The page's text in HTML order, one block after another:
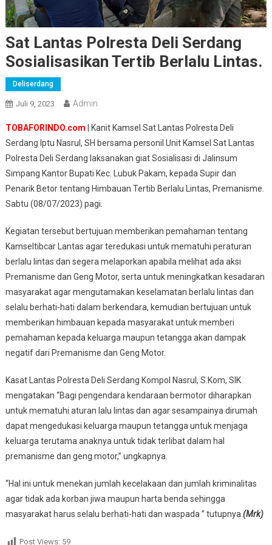
Sat Lantas Polresta Deli Serdang
Sosialisasikan Tertib Berlalu Lintas.
Deliserdang
Juli 9, 2023 Admin
TOBAFORINDO.com | Kanit Kamsel Sat Lantas Polresta Deli
Serdang Iptu Nasrul, SH bersama personil Unit Kamsel Sat Lantas
Polresta Deli Serdang laksanakan giat Sosialisasi di Jalinsum
Simpang Kantor Bupati Kec. Lubuk Pakam, kepada Supir dan
Penarik Betor tentang Himbauan Tertib Berlalu Lintas, Premanisme.
Sabtu (08/07/2023) pagi.
Kegiatan tersebut bertujuan memberikan pemahaman tentang
Kamseltibcar Lantas agar teredukasi untuk mematuhi peraturan
berlalu lintas dan segera melaporkan apabila melihat ada aksi
Premanisme dan Geng Motor, serta untuk meningkatkan kesadaran
masyarakat agar mengutamakan keselamatan berlalu lintas dan
selalu berhati-hati dalam berkendara, kemudian bertujuan untuk
memberikan himbauan kepada masyarakat untuk memberi
pemahaman kepada keluarga maupun tetangga akan dampak
negatif dari Premanisme dan Geng Motor.
Kasat Lantas Polresta Deli Serdang Kompol Nasrul, S.Kom, SIK
mengatakan “Bagi pengendara kendaraan bermotor diharapkan
untuk mematuhi aturan lalu lintas dan agar sesampainya dirumah
dapat mengedukasi keluarga maupun tetangga untuk menjaga
keluarga terutama anaknya untuk tidak terlibat dalam hal
premanisme dan geng motor,” ungkapnya.
“Hal ini untuk menekan jumlah kecelakaan dan jumlah kriminalitas
agar tidak ada korban jiwa maupun harta benda sehingga
masyarakat harus selalu berhati-hati dan waspada ” tutupnya.(Mrk)
Post Views: 59